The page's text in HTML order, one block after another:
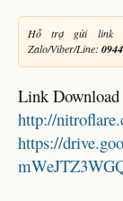
Hỗ trợ gửi link
Zalo/Viber/Line:
Link Download
http://
https://